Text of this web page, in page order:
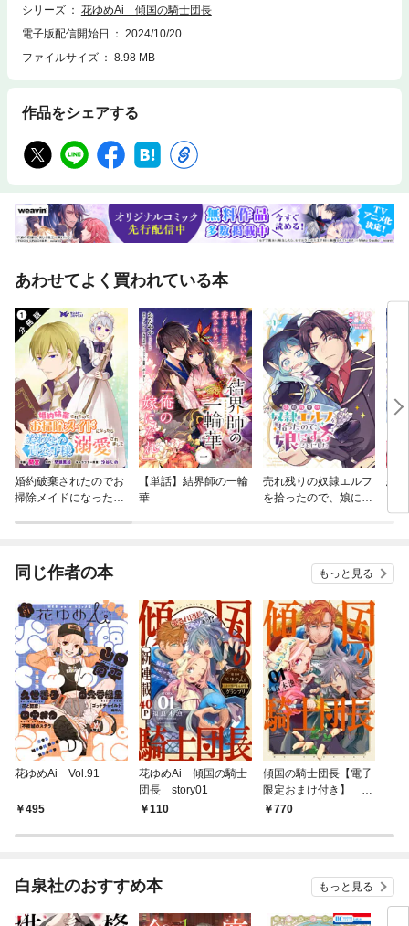
シリーズ
花ゆめAi 傾国の騎士団長
電子版配信開始日
2024/10/20
ファイルサイズ
8.98 MB
作品をシェアする
あわせてよく買われている本
婚約破棄されたのでお
掃除メイドになったら
【単話】結界師の一輪
華
売れ残りの奴隷エルフ
を拾ったので、娘にす
悪
同じ作者の本 もっと見る
花ゆめAi Vol.91
495
花ゆめAi 傾国の騎士
団長 story01
110
傾国の騎士団長【電子
限定おまけ付き】 1
巻770
白泉社のおすすめ本 もっと見る